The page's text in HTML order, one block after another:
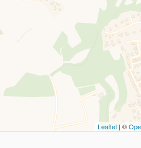
Leaflet | ©